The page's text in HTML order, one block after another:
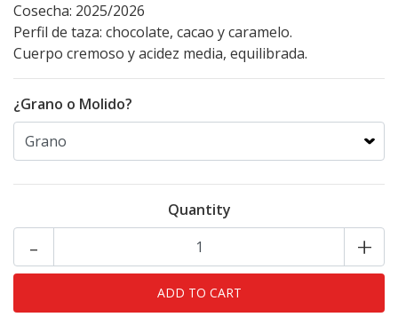
Cosecha: 2025/2026
Perfil de taza: chocolate, cacao y caramelo.
Cuerpo cremoso y acidez media, equilibrada.
¿Grano o Molido?
Quantity
+
-